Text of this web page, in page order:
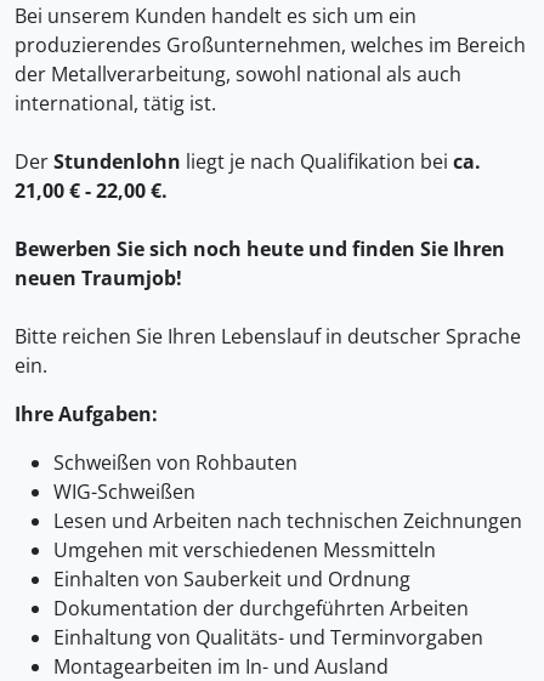
Bei unserem Kunden handelt es sich um ein
produzierendes Großunternehmen, welches im Bereich
der Metallverarbeitung, sowohl national als auch
international, tätig ist.
DerStundenlohn liegt je nach Qualifikation bei ca.
21,00 € - 22,00 €.
Bewerben Sie sich noch heute und finden Sie Ihren
neuen Traumjob!
Bitte reichen Sie Ihren Lebenslauf in deutscher Sprache
ein.
Ihre Aufgaben:
Schweißen von Rohbauten
WIG-Schweißen
Lesen und Arbeiten nach technischen Zeichnungen
Umgehen mit verschiedenen Messmitteln
Einhalten von Sauberkeit und Ordnung
Dokumentation der durchgeführten Arbeiten
Einhaltung von Qualitäts- und Terminvorgaben
Montagearbeiten im In- und Ausland